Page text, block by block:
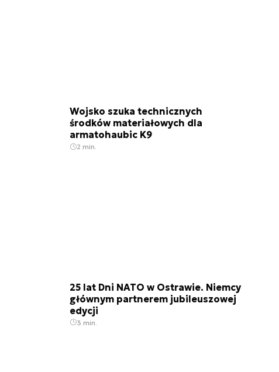
Wojsko szuka technicznych
środków materiałowych dla
armatohaubic K9
2 min.
25 lat Dni NATO w Ostrawie. Niemcy
głównym partnerem jubileuszowej
edycji
3 min.